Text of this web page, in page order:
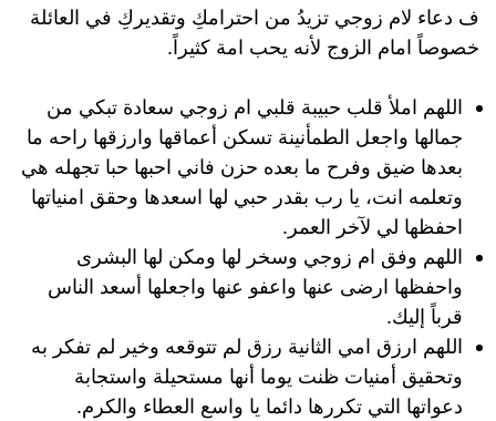
ف دعاء لام زوجي تزيدُ من احترامكِ وتقديركِ في العائلة
خصوصاً امام الزوج لأنه يحب امة كثيراً.
اللهم املأ قلب حبيبة قلبي ام زوجي سعادة تبكي من
جمالها واجعل الطمأنينة تسكن أعماقها وارزقها راحه ما
بعدها ضيق وفرح ما بعده حزن فاني احبها حبا تجهله هي
وتعلمه انت، يا رب بقدر حبي لها اسعدها وحقق امنياتها
احفظها لي لآخر العمر.
اللهم وفق ام زوجي وسخر لها ومكن لها البشرى
واحفظها ارضى عنها واعفو عنها واجعلها أسعد الناس
قرباً إليك.
اللهم ارزق امي الثانية رزق لم تتوقعه وخير لم تفكر به
وتحقيق أمنيات ظنت يوما أنها مستحيلة واستجابة
دعواتها التي تكررها دائما يا واسع العطاء والكرم.